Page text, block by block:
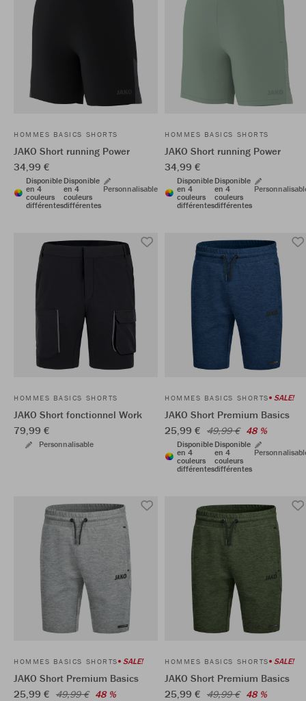
HOMMES BASICS SHORTS
JAKO Short running Power
34,99 €
Disponible
en 4
couleurs
différentes
Disponible
en 4
couleurs
différentes
Personnalisable
HOMMES BASICS SHORTS
JAKO Short running Power
34,99 €
Disponible
en 4
couleurs
différentes
Disponible
en 4
couleurs
différentes
HOMMES BASICS SHORTS
JAKO Short fonctionnel Work
79,99 €
Personnalisable
HOMMES BASICS SHORTS SALE!
JAKO Short Premium Basics
25,99 € 49,99 € 48 %
Disponible
en 4
couleurs
différentes
Disponible
en 4
couleurs
différentes
HOMMES BASICS SHORTS SALE!
JAKO Short Premium Basics
25,99 € 49,99 € 48 %
HOMMES BASICS SHORTS SALE!
JAKO Short Premium Basics
25,99 € 49,99 € 48 %